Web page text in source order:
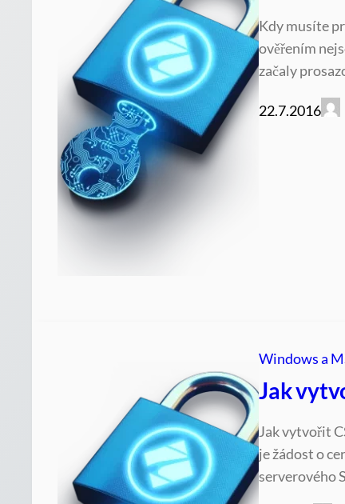
Kdy musíte
ověřením
začaly
22.7.2016
Windows a
Jak
Jak vytvořit
je žádost o
serverového